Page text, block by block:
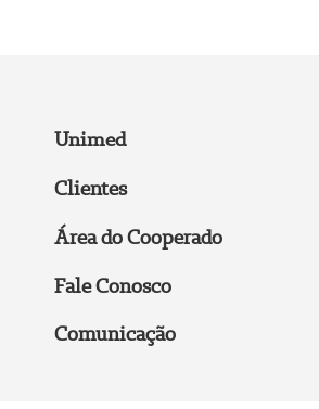
Unimed
Clientes
Área do Cooperado
Fale Conosco
Comunicação